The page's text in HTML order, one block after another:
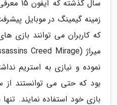
سال
زمینه گیمینگ در موبایل
که کاربران می توانند بازی
نموده و نیازی به استریم
بود که حتی می توانستند
بازی خود استفاده نمایند.